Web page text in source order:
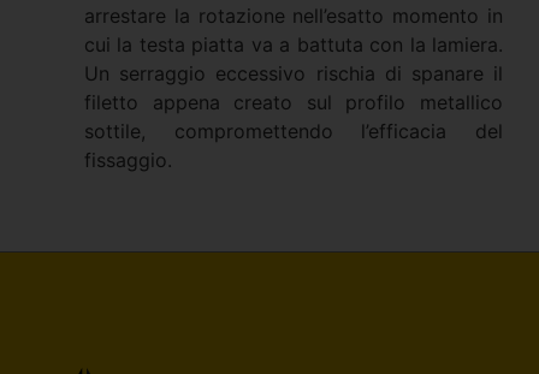
arrestare la rotazione nell’esatto momento in
cui la testa piatta va a battuta con la lamiera.
Un serraggio eccessivo rischia di spanare il
filetto appena creato sul profilo metallico
sottile, compromettendo l’efficacia del
fissaggio.